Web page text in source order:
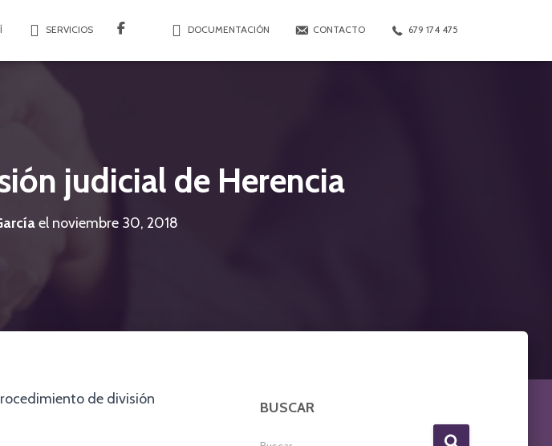
SERVICIOS DOCUMENTACIÓN CONTACTO 679 174 475
judicial de Herencia
el noviembre 30, 2018
de división
BUSCAR
B